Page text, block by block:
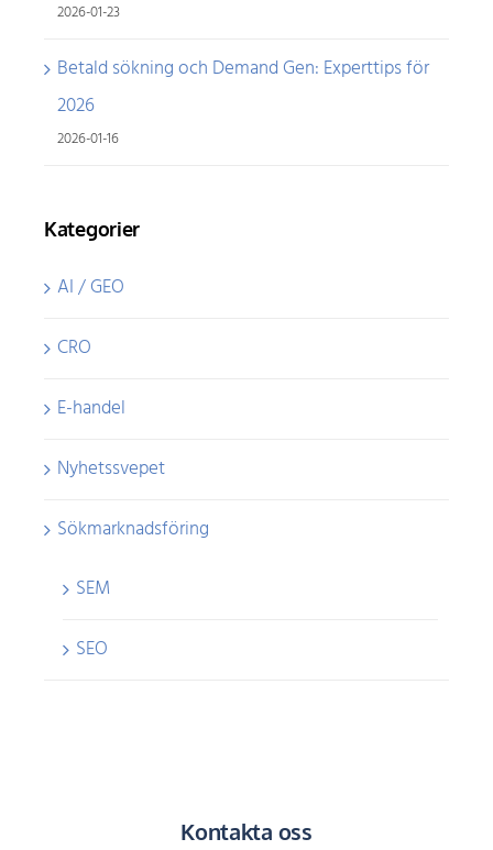
2026-01-23
Betald sökning och Demand Gen: Experttips för
2026
2026-01-16
Kategorier
AI / GEO
CRO
E-handel
Nyhetssvepet
Sökmarknadsföring
SEM
SEO
Kontakta oss